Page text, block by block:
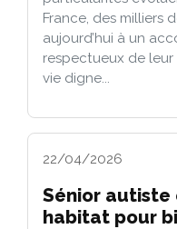
France, des milliers
aujourd’hui à un
respectueux de
vie digne...
22/04/2026
Sénior autiste
habitat pour